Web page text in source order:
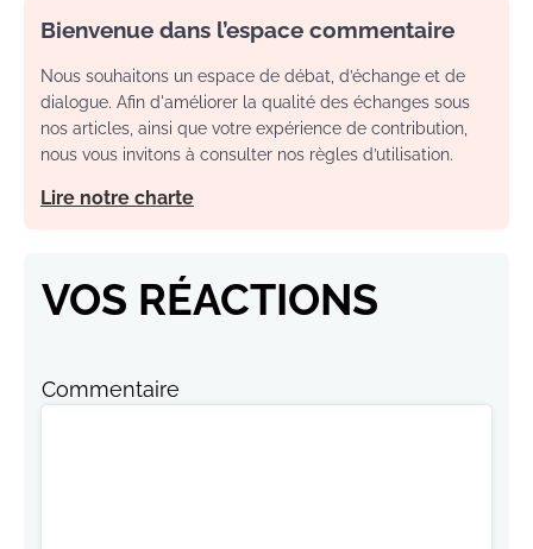
Bienvenue dans l’espace commentaire
Nous souhaitons un espace de débat, d’échange et de
dialogue. Afin d'améliorer la qualité des échanges sous
nos articles, ainsi que votre expérience de contribution,
nous vous invitons à consulter nos règles d’utilisation.
Lire notre charte
VOS RÉACTIONS
Commentaire